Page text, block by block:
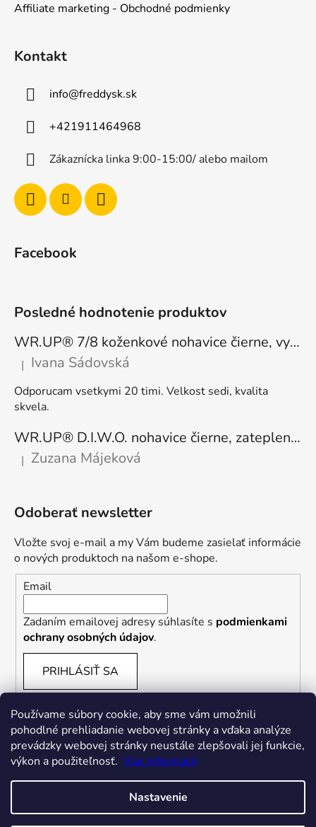
Používame súbory cookie, aby sme vám umožnili
pohodlné prehliadanie webovej stránky a vďaka analýze
prevádzky webovej stránky neustále zlepšovali jej funkcie,
výkon a použiteľnosť. Viac informácií
Nastavenie
Affiliate marketing - Obchodné podmienky
Kontakt
info@freddysk.sk
+421911464968
Zákaznícka linka 9:00-15:00/ alebo mailom
Facebook
Posledné hodnotenie produktov
WR.UP® 7/8 koženkové nohavice čierne, vysoký pás RE(MOVE) WRUP4HC006PREC, N
Hodnotenie produktu je 5 z 5 hviezdičiek.
| Ivana Sádovská
Odporucam vsetkymi 20 timi. Velkost sedi, kvalita
skvela.
WR.UP® D.I.W.O. nohavice čierne, zateplené, regular pás, WRUP1RF444, N
Hodnotenie produktu je 5 z 5 hviezdičiek.
| Zuzana Májeková
Odoberať newsletter
Vložte svoj e-mail a my Vám budeme zasielať informácie
o nových produktoch na našom e-shope.
Email
Zadaním emailovej adresy súhlasíte s podmienkami
ochrany osobných údajov.
PRIHLÁSIŤ SA